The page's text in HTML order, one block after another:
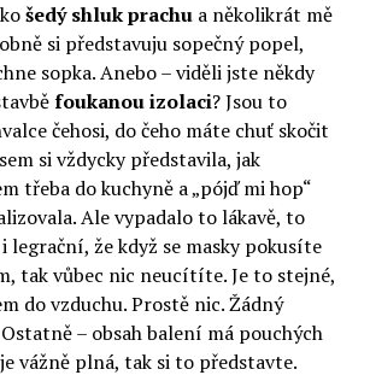
šedý shluk prachua několikrát mě
si představuju sopečný popel,
sopka. Anebo – viděli jste někdy
foukanou izolaci? Jsou to
čehosi, do čeho máte chuť skočit
si vždycky představila, jak
třeba do kuchyně a „pójď mi hop“
Ale vypadalo to lákavě, to
i legrační, že když se masky pokusíte
tak vůbec nic neucítíte. Je to stejné,
do vzduchu. Prostě nic. Žádný
– obsah balení má pouchých
vážně plná, tak si to představte.